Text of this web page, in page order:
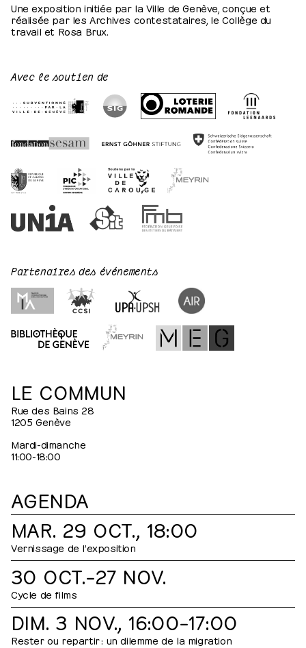
Une exposition initiée par la Ville de Genève, conçue et
réalisée par les Archives contestataires, le Collège du
travail et Rosa Brux.
Avec le soutien de
Partenaires des événements
LE COMMUN
Rue des Bains 28
1205 Genève
Mardi-dimanche
11:00-18:00
AGENDA
MAR. 29 OCT., 18:00
Vernissage de l’exposition
30 OCT.⁠–⁠​27 NOV.
Cycle de films
DIM. 3 NOV., 16:00⁠–⁠17:00
Rester ou repartir : un dilemme de la migration